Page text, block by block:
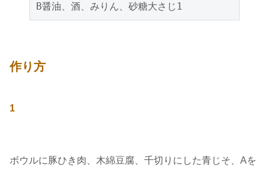
B醤油、酒、みりん、砂糖大さじ1
作り方
1
ボウルに豚ひき肉、木綿豆腐、千切りにした青じそ、Aを